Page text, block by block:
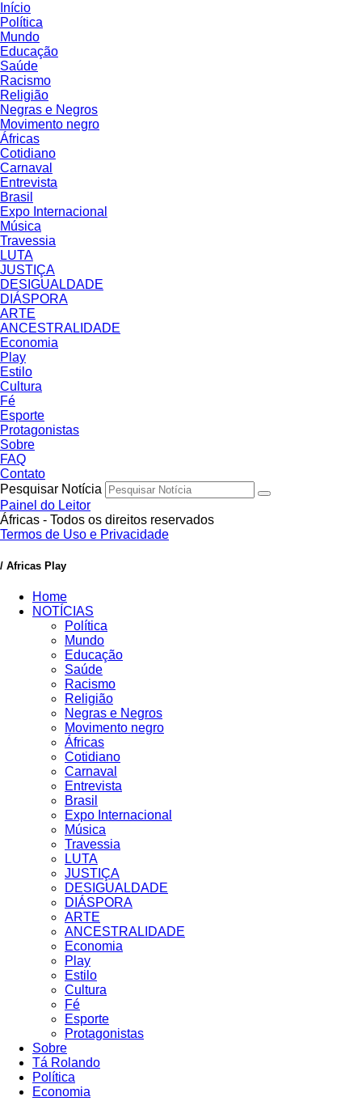
Início
Política
Mundo
Educação
Saúde
Racismo
Religião
Negras e Negros
Movimento negro
Áfricas
Cotidiano
Carnaval
Entrevista
Brasil
Expo Internacional
Música
Travessia
LUTA
JUSTIÇA
DESIGUALDADE
DIÁSPORA
ARTE
ANCESTRALIDADE
Economia
Play
Estilo
Cultura
Fé
Esporte
Protagonistas
Sobre
FAQ
Contato
Pesquisar Notícia
Painel do Leitor
Áfricas - Todos os direitos reservados
Termos de Uso e Privacidade
/ Africas Play
Home
NOTÍCIAS
Política
Mundo
Educação
Saúde
Racismo
Religião
Negras e Negros
Movimento negro
Áfricas
Cotidiano
Carnaval
Entrevista
Brasil
Expo Internacional
Música
Travessia
LUTA
JUSTIÇA
DESIGUALDADE
DIÁSPORA
ARTE
ANCESTRALIDADE
Economia
Play
Estilo
Cultura
Fé
Esporte
Protagonistas
Sobre
Tá Rolando
Política
Economia